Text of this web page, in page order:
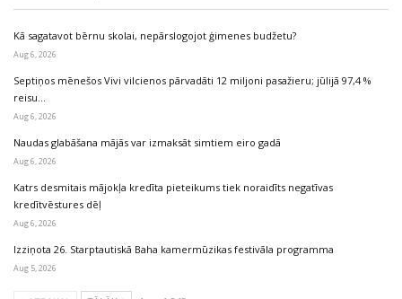
Kā sagatavot bērnu skolai, nepārslogojot ģimenes budžetu?
Aug 6, 2026
Septiņos mēnešos Vivi vilcienos pārvadāti 12 miljoni pasažieru; jūlijā 97,4 %
reisu…
Aug 6, 2026
Naudas glabāšana mājās var izmaksāt simtiem eiro gadā
Aug 6, 2026
Katrs desmitais mājokļa kredīta pieteikums tiek noraidīts negatīvas
kredītvēstures dēļ
Aug 6, 2026
Izziņota 26. Starptautiskā Baha kamermūzikas festivāla programma
Aug 5, 2026